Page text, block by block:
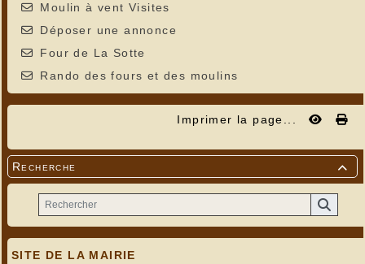
Moulin à vent Visites
Déposer une annonce
Four de La Sotte
Rando des fours et des moulins
Imprimer la page...

Recherche
SITE DE LA MAIRIE